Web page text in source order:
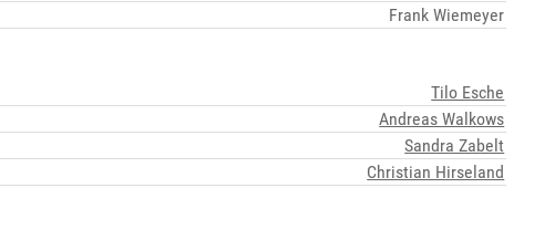
Frank Wiemeyer
Tilo Esche
Andreas Walkows
Sandra Zabelt
Christian Hirseland